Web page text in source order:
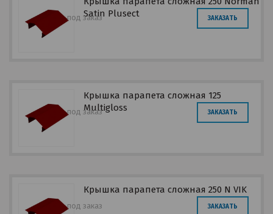
Satin Plusect
под заказ ЗАКАЗАТЬ
Крышка парапета сложная 125
Multigloss
под заказ ЗАКАЗАТЬ
Крышка парапета сложная 250 N VIK
под заказ ЗАКАЗАТЬ